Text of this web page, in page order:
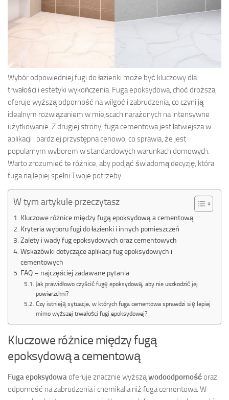
Wybór odpowiedniej fugi do łazienki może być kluczowy dla
trwałości i estetyki wykończenia. Fuga epoksydowa, choć droższa,
oferuje wyższą odporność na wilgoć i zabrudzenia, co czyni ją
idealnym rozwiązaniem w miejscach narażonych na intensywne
użytkowanie. Z drugiej strony, fuga cementowa jest łatwiejsza w
aplikacji i bardziej przystępna cenowo, co sprawia, że jest
popularnym wyborem w standardowych warunkach domowych.
Warto zrozumieć te różnice, aby podjąć świadomą decyzję, która
fuga najlepiej spełni Twoje potrzeby.
W tym artykule przeczytasz
Kluczowe różnice między fugą epoksydową a cementową
Kryteria wyboru fugi do łazienki i innych pomieszczeń
Zalety i wady fug epoksydowych oraz cementowych
Wskazówki dotyczące aplikacji fug epoksydowych i
cementowych
FAQ – najczęściej zadawane pytania
Jak prawidłowo czyścić fugę epoksydową, aby nie uszkodzić jej
powierzchni?
Czy istnieją sytuacje, w których fuga cementowa sprawdzi się lepiej
mimo wyższej trwałości fugi epoksydowej?
Kluczowe różnice między fugą
epoksydową a cementową
Fuga epoksydowa oferuje znacznie wyższąwodoodpornośćoraz
odporność na zabrudzenia i chemikalia niż fuga cementowa. W